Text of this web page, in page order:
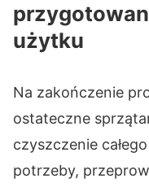
użytku
Na zakończenie
ostateczne
czyszczenie
potrzeby,